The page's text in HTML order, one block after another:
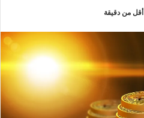
أقل من دقيقة